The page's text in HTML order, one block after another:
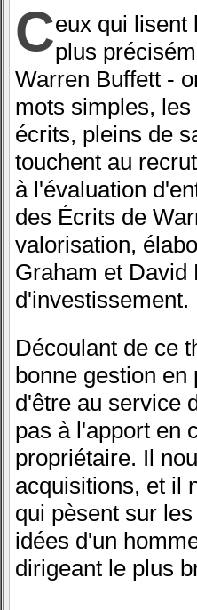
Ceux qui lisent
plus
Warren Buffett -
mots simples,
écrits, pleins de
touchent au
à l'évaluation
des Écrits de
valorisation,
Graham et David
d'investissement.
Découlant de ce
bonne gestion
d'être au service
pas à l'apport en
propriétaire. Il
acquisitions, et il
qui pèsent sur
idées d'un
dirigeant le plus